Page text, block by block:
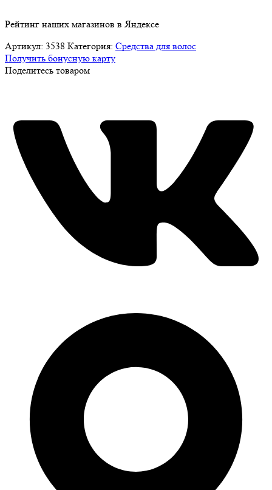
Рейтинг наших магазинов в Яндексе
Артикул: 3538 Категория: Средства для волос
Получить бонусную карту
Поделитесь товаром